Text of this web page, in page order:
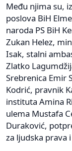
Među njima su,
poslova BiH
naroda PS BiH
Zukan Helez,
Isak, stalni
Zlatko
Srebrenica Emir
Kodrić, pravnik
instituta Amina
ulema Mustafa
Duraković,
za ljudska prava